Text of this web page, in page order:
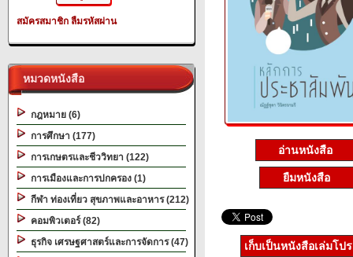
สมัครสมาชิก ลืมรหัสผ่าน
หมวดหนังสือ
กฎหมาย (6)
การศึกษา (177)
การเกษตรและชีววิทยา (122)
การเมืองและการปกครอง (1)
กีฬา ท่องเที่ยว สุขภาพและอาหาร (212)
คอมพิวเตอร์ (82)
ธุรกิจ เศรษฐศาสตร์และการจัดการ (47)
อ่านหนังสือ
ยืมหนังสือ
เก็บเป็นหนังสือเล่มโป